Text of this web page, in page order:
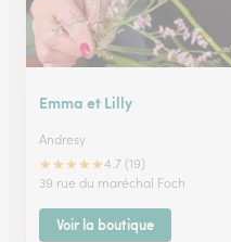
Emma et Lilly
Andresy
★★★★★4.7 (19)
39 rue du maréchal Foch
Voir la boutique